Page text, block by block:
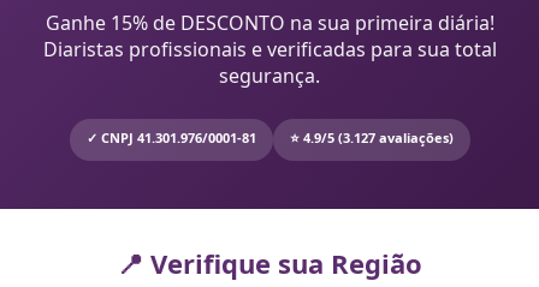
Ganhe 15% de DESCONTO na sua primeira diária!
Diaristas profissionais e verificadas para sua total
segurança.
✓ CNPJ 41.301.976/0001-81 ⭐ 4.9/5 (3.127 avaliações)
📍 Verifique sua Região